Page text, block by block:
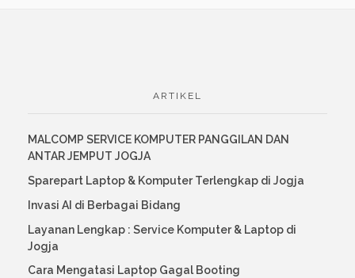
ARTIKEL
MALCOMP SERVICE KOMPUTER PANGGILAN DAN
ANTAR JEMPUT JOGJA
Sparepart Laptop & Komputer Terlengkap di Jogja
Invasi AI di Berbagai Bidang
Layanan Lengkap : Service Komputer & Laptop di
Jogja
Cara Mengatasi Laptop Gagal Booting